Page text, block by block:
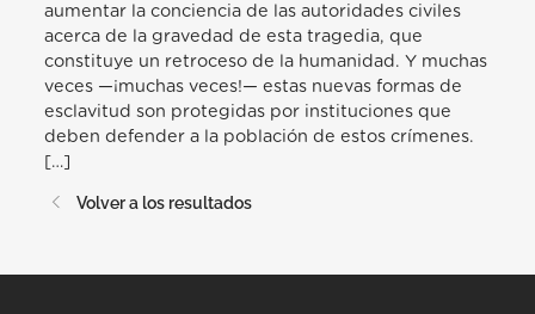
aumentar la conciencia de las autoridades civiles
acerca de la gravedad de esta tragedia, que
constituye un retroceso de la humanidad. Y muchas
veces —¡muchas veces!— estas nuevas formas de
esclavitud son protegidas por instituciones que
deben defender a la población de estos crímenes.
[…]
Volver a los resultados